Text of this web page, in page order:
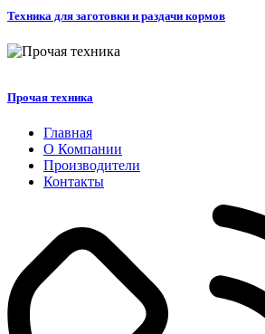
Техника для заготовки и раздачи кормов
Прочая техника
Главная
О Компании
Производители
Контакты